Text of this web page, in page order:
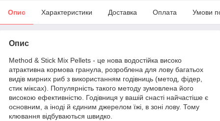
Опис Характеристики Доставка Оплата Умови
Опис
Method & Stick Mix Pellets - це нова водостійка високо
атрактивна кормова гранула, розроблена для лову багатьох
видів мирних риб з використанням годівниць (метод, фідер,
стик міксах). Популярність такого методу зумовлена його
високою ефективністю. Годівниця у вашій снасті найчастіше є
основним, а іноді й єдиним джерелом їжі, в зоні лову. Тому
клювання відбуваються швидко.